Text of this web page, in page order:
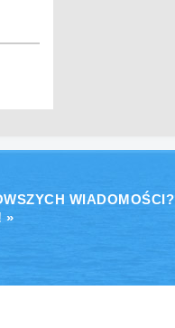
WIADOMOŚCI?
»